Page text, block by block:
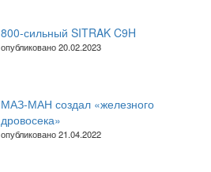
800-сильный SITRAK C9H
опубликовано 20.02.2023
МАЗ-МАН создал «железного
дровосека»
опубликовано 21.04.2022